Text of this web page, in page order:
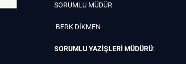
SORUMLU MÜDÜR
:BERK DİKMEN
SORUMLU YAZİŞLERİ MÜDÜRÜ: